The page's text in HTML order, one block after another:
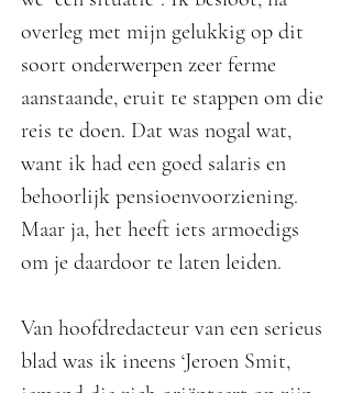
overleg met mijn gelukkig op dit
soort onderwerpen zeer ferme
aanstaande, eruit te stappen om die
reis te doen. Dat was nogal wat,
want ik had een goed salaris en
behoorlijk pensioenvoorziening.
Maar ja, het heeft iets armoedigs
om je daardoor te laten leiden.
Van hoofdredacteur van een serieus
blad was ik ineens ‘Jeroen Smit,